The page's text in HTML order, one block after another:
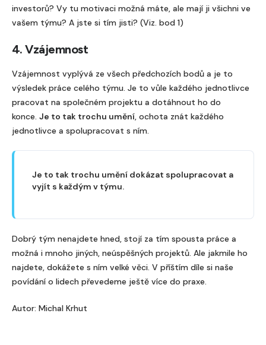
investorů? Vy tu motivaci možná máte, ale mají ji všichni ve
vašem týmu? A jste si tím jisti? (Viz. bod 1)
4. Vzájemnost
Vzájemnost vyplývá ze všech předchozích bodů a je to
výsledek práce celého týmu. Je to vůle každého jednotlivce
pracovat na společném projektu a dotáhnout ho do
konce. Je to tak trochu umění, ochota znát každého
jednotlivce a spolupracovat s ním.
Je to tak trochu umění dokázat spolupracovat a
vyjít s každým v týmu.
Dobrý tým nenajdete hned, stojí za tím spousta práce a
možná i mnoho jiných, neúspěšných projektů. Ale jakmile ho
najdete, dokážete s ním velké věci. V příštím díle si naše
povídání o lidech převedeme ještě více do praxe.
Autor: Michal Krhut